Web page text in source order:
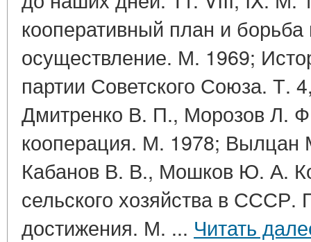
кооперативный план и борьба
осуществление. М. 1969;
партии Советского Союза. Т.
Дмитренко В. П., Морозов Л.
кооперация. М. 1978;
Кабанов В. В., Мошков Ю. А.
сельского хозяйства в
достижения. М. ... Читать